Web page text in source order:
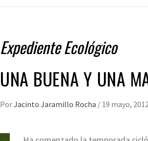
Expediente Ecológico
UNA BUENA Y UNA
PorJacinto Jaramillo Rocha / 19 mayo, 2012